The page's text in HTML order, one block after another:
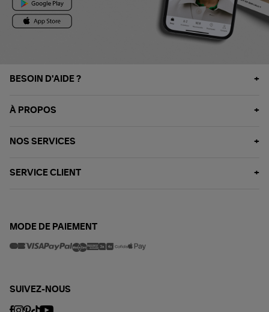
BESOIN D'AIDE ?
À PROPOS
NOS SERVICES
SERVICE CLIENT
MODE DE PAIEMENT
SUIVEZ-NOUS